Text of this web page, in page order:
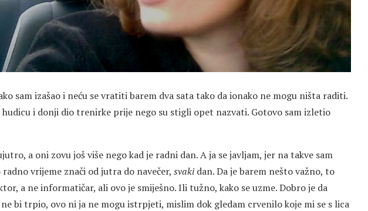
sam izašao i neću se vratiti barem dva sata tako da ionako ne mogu ništa raditi.
hudicu i donji dio trenirke prije nego su stigli opet nazvati. Gotovo sam izletio
a oni zovu još više nego kad je radni dan. A ja se javljam, jer na takve sam
vrijeme znači od jutra do navečer, svakidan. Da je barem nešto važno, to
a ne informatičar, ali ovo je smiješno. Ili tužno, kako se uzme. Dobro je da
bi trpio, ovo ni ja ne mogu istrpjeti, mislim dok gledam crvenilo koje mi se s lica